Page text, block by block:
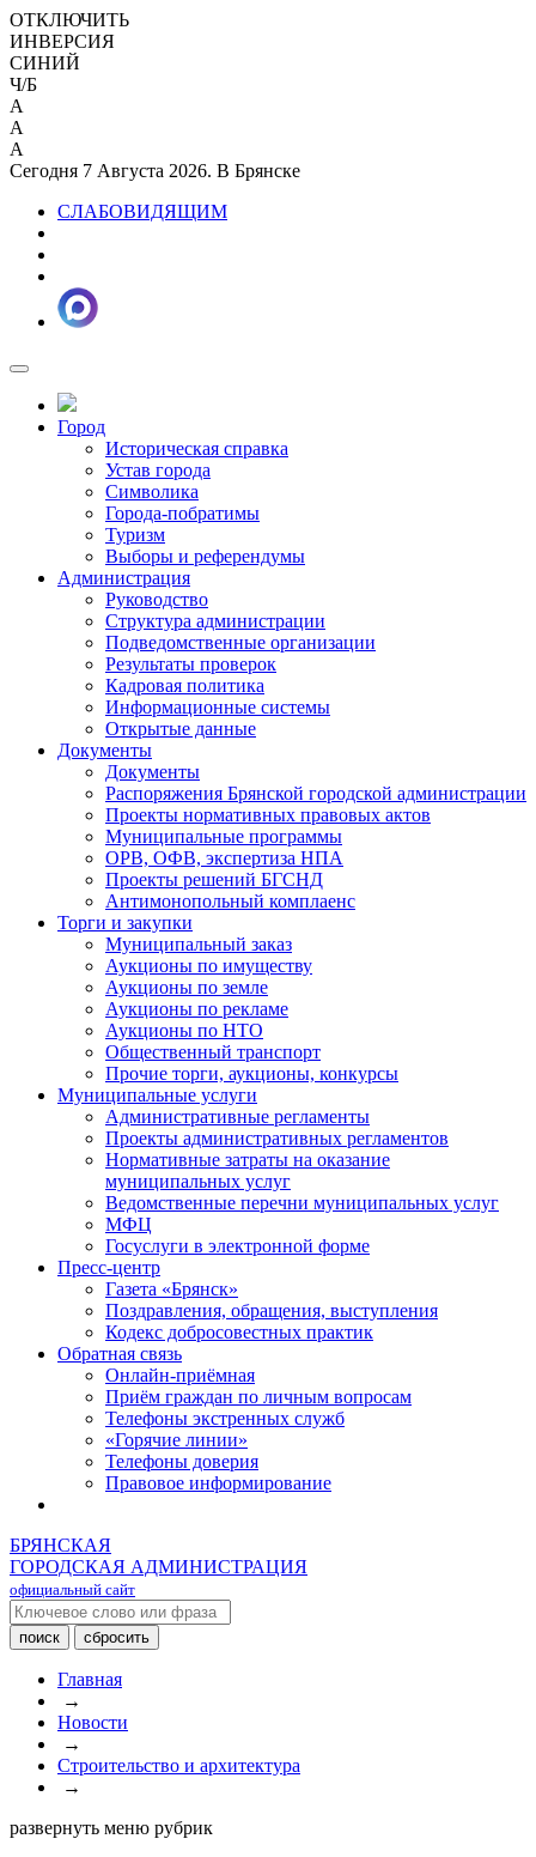
ОТКЛЮЧИТЬ
ИНВЕРСИЯ
СИНИЙ
Ч/Б
A
A
A
Сегодня 7 Августа 2026. В Брянске
СЛАБОВИДЯЩИМ
Город
Историческая справка
Устав города
Символика
Города-побратимы
Туризм
Выборы и референдумы
Администрация
Руководство
Структура администрации
Подведомственные организации
Результаты проверок
Кадровая политика
Информационные системы
Открытые данные
Документы
Документы
Распоряжения Брянской городской администрации
Проекты нормативных правовых актов
Муниципальные программы
ОРВ, ОФВ, экспертиза НПА
Проекты решений БГСНД
Антимонопольный комплаенс
Торги и закупки
Муниципальный заказ
Аукционы по имуществу
Аукционы по земле
Аукционы по рекламе
Аукционы по НТО
Общественный транспорт
Прочие торги, аукционы, конкурсы
Муниципальные услуги
Административные регламенты
Проекты административных регламентов
Нормативные затраты на оказание
муниципальных услуг
Ведомственные перечни муниципальных услуг
МФЦ
Госуслуги в электронной форме
Пресс-центр
Газета «Брянск»
Поздравления, обращения, выступления
Кодекс добросовестных практик
Обратная связь
Онлайн-приёмная
Приём граждан по личным вопросам
Телефоны экстренных служб
«Горячие линии»
Телефоны доверия
Правовое информирование
БРЯНСКАЯ
ГОРОДСКАЯ АДМИНИСТРАЦИЯ
официальный сайт
Главная
→
Новости
→
Строительство и архитектура
→
развернуть меню рубрик